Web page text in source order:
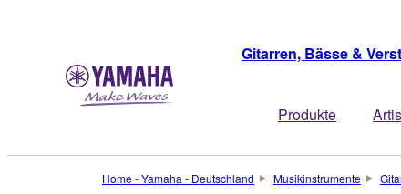
Gitarren, Bässe &
Produkte
Home - Yamaha - Deutschland Musikinstrumente